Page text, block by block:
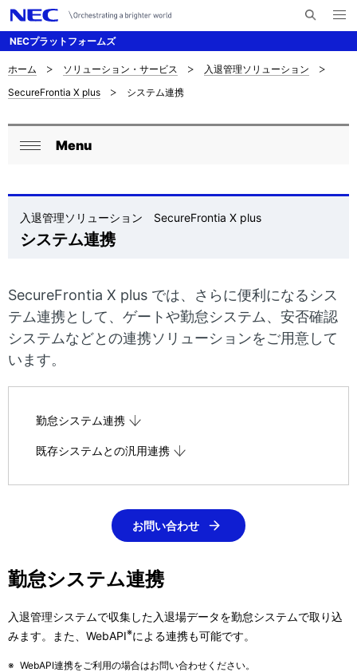
NECプラットフォームズ
メ
ニ
ナ
ビ
ゲ
ョ
サ
イ
ト
の
現
在
置
ホーム ソリューション・サービス
入退管理ソリューション
SecureFrontia X plus
システム連携
ロ
カ
ル
ビ
ゲ
ー
シ
Menu
システム連携
入退管理ソリューション SecureFrontia X plus
SecureFrontia X plus では、さらに便利になるシス
テム連携として、ゲートや勤怠システム、安否確認
システムなどとの連携ソリューションをご用意して
います。
勤怠システム連携
既存システムとの汎用連携
お問い合わせ
勤怠システム連携
入退管理システムで収集した入退場データを勤怠システムで取り込
みます。また、WebAPI※による連携も可能です。
※ WebAPI連携をご利用の場合はお問い合わせください。